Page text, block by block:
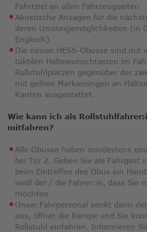
Fahrtziel an allen Fahrzeugseiten
Akustische Ansagen für die
deren Umsteigemöglichkeiten (in
Englisch)
Die neuen HESS-Obusse sind mit
taktilen Haltewunschtasten im
Rollstuhlplätzen gegenüber der
mit gelben Markierungen an
Kanten ausgestattet.
Wie kann ich als
mitfahren?
Alle Obusse haben mindestens
bei Tür 2. Geben Sie als Fahrgast
beim Eintreffen des Obus ein
weiß der / die Fahrer:in, dass Sie
möchten.
Unser Fahrpersonal senkt dann
aus, öffnet die Rampe und Sie
Rollstuhl einfahren. Informieren